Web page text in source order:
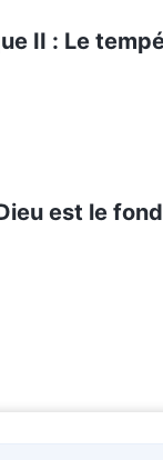
II : Le
est le